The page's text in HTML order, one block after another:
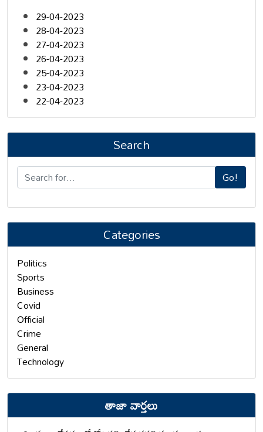
29-04-2023
28-04-2023
27-04-2023
26-04-2023
25-04-2023
23-04-2023
22-04-2023
Search
Go!
Categories
Politics
Sports
Business
Covid
Official
Crime
General
Technology
తాజా వార్తలు